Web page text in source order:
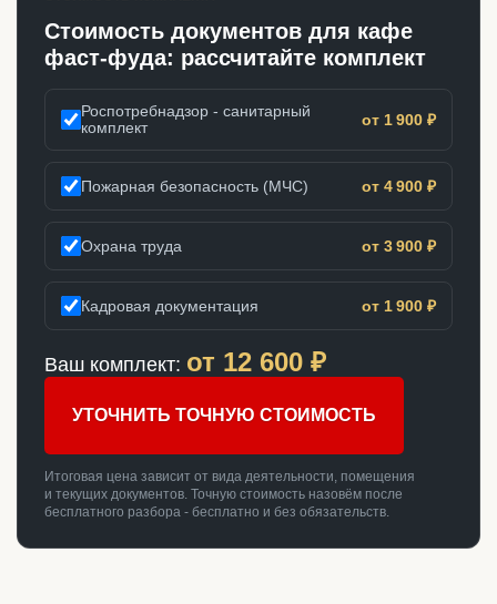
Стоимость документов для кафе
фаст-фуда: рассчитайте комплект
Роспотребнадзор - санитарный
комплект
от 1 900 ₽
Пожарная безопасность (МЧС) от 4 900 ₽
Охрана труда от 3 900 ₽
Кадровая документация от 1 900 ₽
Ваш комплект: от 12 600 ₽
УТОЧНИТЬ ТОЧНУЮ СТОИМОСТЬ
Итоговая цена зависит от вида деятельности, помещения
и текущих документов. Точную стоимость назовём после
бесплатного разбора - бесплатно и без обязательств.